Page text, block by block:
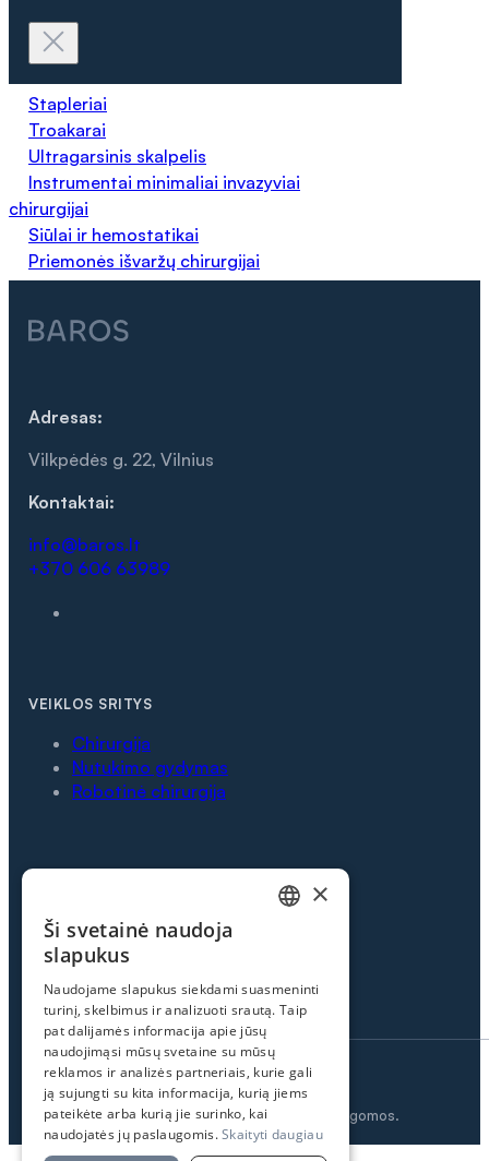
Stapleriai
Troakarai
Ultragarsinis skalpelis
Instrumentai minimaliai invazyviai
chirurgijai
Siūlai ir hemostatikai
Priemonės išvaržų chirurgijai
Adresas:
Vilkpėdės g. 22, Vilnius
Kontaktai:
info@baros.lt
+370 606 63989
VEIKLOS SRITYS
Chirurgija
Nutukimo gydymas
Robotinė chirurgija
Partneriai
Apie mus
Kontaktai
Privatumo politika
© BAROS 2026. Visos teisės saugomos.
×
Ši svetainė naudoja
slapukus
Naudojame slapukus siekdami suasmeninti
turinį, skelbimus ir analizuoti srautą. Taip
pat dalijamės informacija apie jūsų
naudojimąsi mūsų svetaine su mūsų
reklamos ir analizės partneriais, kurie gali
ją sujungti su kita informacija, kurią jiems
pateikėte arba kurią jie surinko, kai
naudojatės jų paslaugomis.Skaityti daugiau